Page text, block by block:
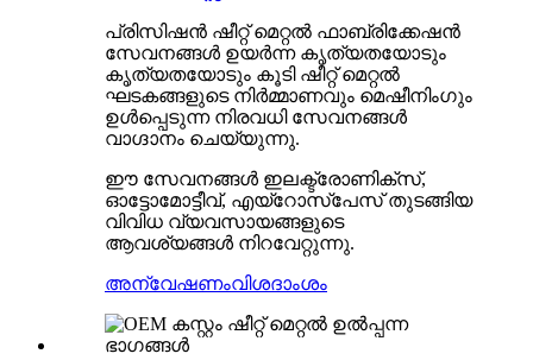
പ്രിസിഷൻ ഷീറ്റ് മെറ്റൽ ഫാബ്രിക്കേഷൻ
സേവനങ്ങൾ ഉയർന്ന കൃത്യതയോടും
കൃത്യതയോടും കൂടി ഷീറ്റ് മെറ്റൽ
ഘടകങ്ങളുടെ നിർമ്മാണവും മെഷീനിംഗും
ഉൾപ്പെടുന്ന നിരവധി സേവനങ്ങൾ
വാഗ്ദാനം ചെയ്യുന്നു.
ഈ സേവനങ്ങൾ ഇലക്ട്രോണിക്സ്,
ഓട്ടോമോട്ടീവ്, എയ്റോസ്പേസ് തുടങ്ങിയ
വിവിധ വ്യവസായങ്ങളുടെ
ആവശ്യങ്ങൾ നിറവേറ്റുന്നു.
അന്വേഷണംവിശദാംശം